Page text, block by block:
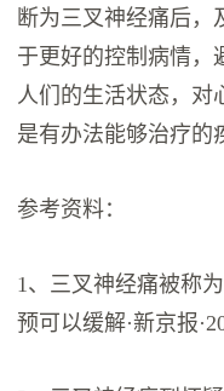
断为三叉神经痛后，
于更好的控制病情，
人们的生活状态，对
是有办法能够治疗的
参考资料：
1、三叉神经痛被称
预可以缓解·新京报